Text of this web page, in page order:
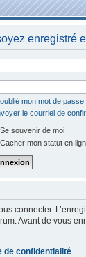
enregistré
oublié mon mot de passe
le courriel de
Se souvenir de moi
Cacher mon statut en
connecter.
Avant de vous
de confidentialité